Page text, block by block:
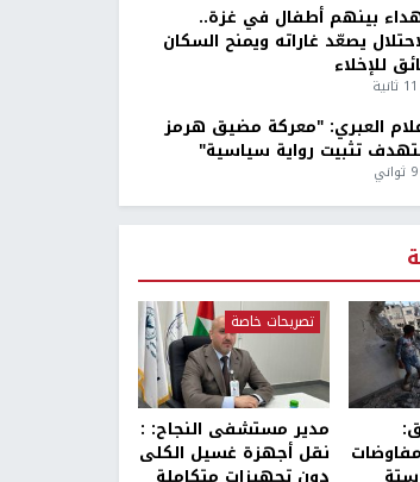
بينهم أطفال في غزة..
يصعّد غاراته ويمنح السكان
للإخلاء
العبري: "معركة مضيق هرمز
تثبيت رواية سياسية"
تصريحات خاصة
مدير مستشفى النجاح: :
نقل أجهزة غسيل الكلى